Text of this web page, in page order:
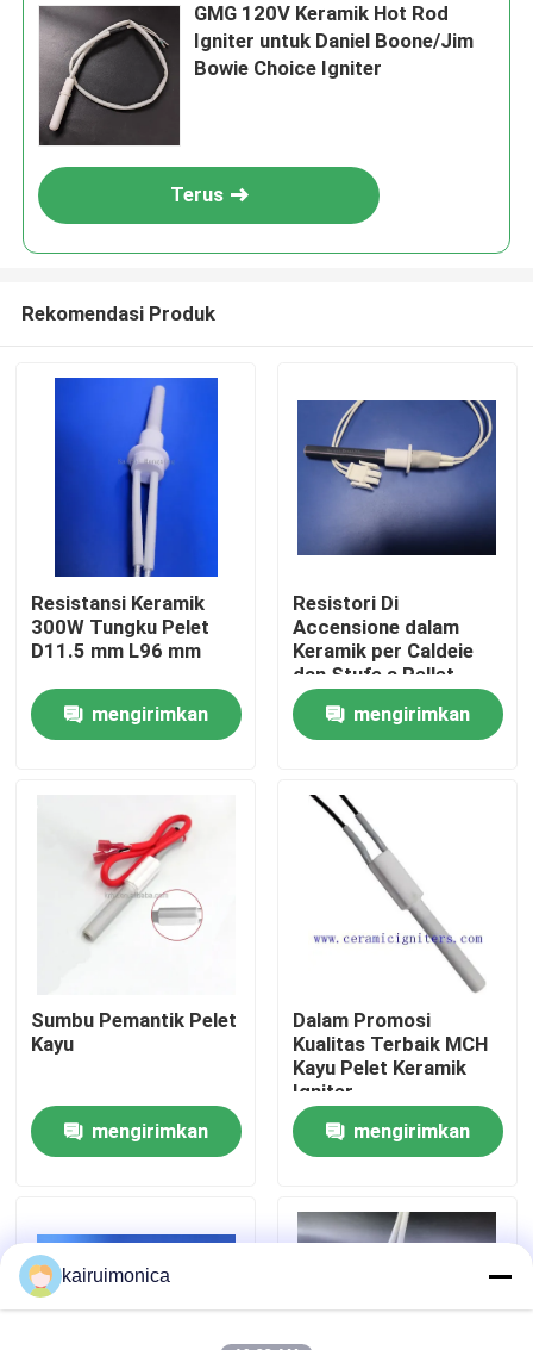
Rumah
Produk
Pertunjukan VR
Tur Pabrik
Kontrol kualitas
Berita
GMG 120V Keramik Hot Rod
Igniter untuk Daniel Boone/Jim
Bowie Choice Igniter
Terus
Rekomendasi Produk
Resistansi Keramik
300W Tungku Pelet
D11.5 mm L96 mm
mengirimkan
Resistori Di
Accensione dalam
Keramik per Caldeie
dan Stufe a Pellet
mengirimkan
Sumbu Pemantik Pelet
Kayu
mengirimkan
Dalam Promosi
Kualitas Terbaik MCH
Kayu Pelet Keramik
Igniter
mengirimkan
kairuimonica